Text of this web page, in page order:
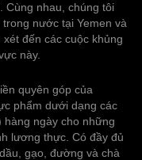
Cùng nhau, chúng tôi
nước tại Yemen và
đến các cuộc khủng
này.
quyên góp của
phẩm dưới dạng các
ngày cho những
lương thực. Có đầy đủ
gạo, đường và chà